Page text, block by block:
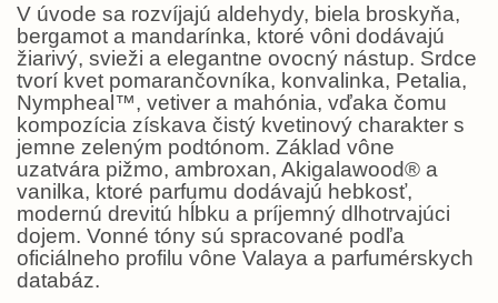
V úvode sa rozvíjajú aldehydy, biela broskyňa,
bergamot a mandarínka, ktoré vôni dodávajú
žiarivý, svieži a elegantne ovocný nástup. Srdce
tvorí kvet pomarančovníka, konvalinka, Petalia,
Nympheal™, vetiver a mahónia, vďaka čomu
kompozícia získava čistý kvetinový charakter s
jemne zeleným podtónom. Základ vône
uzatvára pižmo, ambroxan, Akigalawood® a
vanilka, ktoré parfumu dodávajú hebkosť,
modernú drevitú hĺbku a príjemný dlhotrvajúci
dojem. Vonné tóny sú spracované podľa
oficiálneho profilu vône Valaya a parfumérskych
databáz.